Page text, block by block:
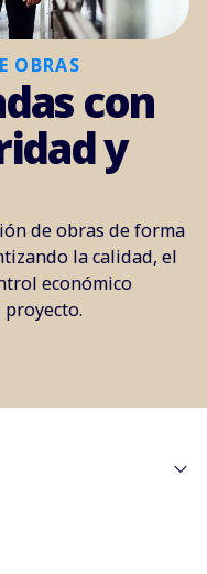
OBRAS
con
y
de obras de forma
la calidad, el
económico